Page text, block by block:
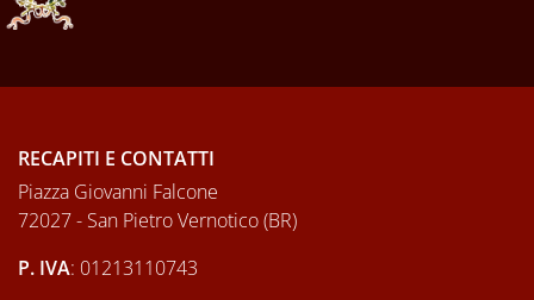
RECAPITI E CONTATTI
Piazza Giovanni Falcone
72027 - San Pietro Vernotico (BR)
P. IVA: 01213110743